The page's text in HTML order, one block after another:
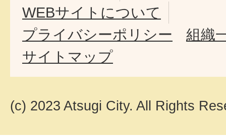
WEBサイトについて
プライバシーポリシー
組織
サイトマップ
(c) 2023 Atsugi City. All Rights